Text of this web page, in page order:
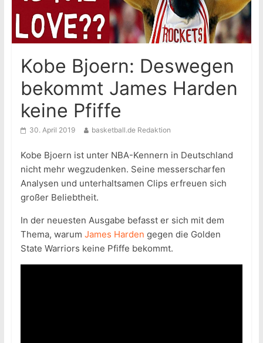
Kobe Bjoern: Deswegen
bekommt James Harden
keine Pfiffe
30. April 2019 basketball.de Redaktion
Kobe Bjoern ist unter NBA-Kennern in Deutschland
nicht mehr wegzudenken. Seine messerscharfen
Analysen und unterhaltsamen Clips erfreuen sich
großer Beliebtheit.
In der neuesten Ausgabe befasst er sich mit dem
Thema, warum James Harden gegen die Golden
State Warriors keine Pfiffe bekommt.